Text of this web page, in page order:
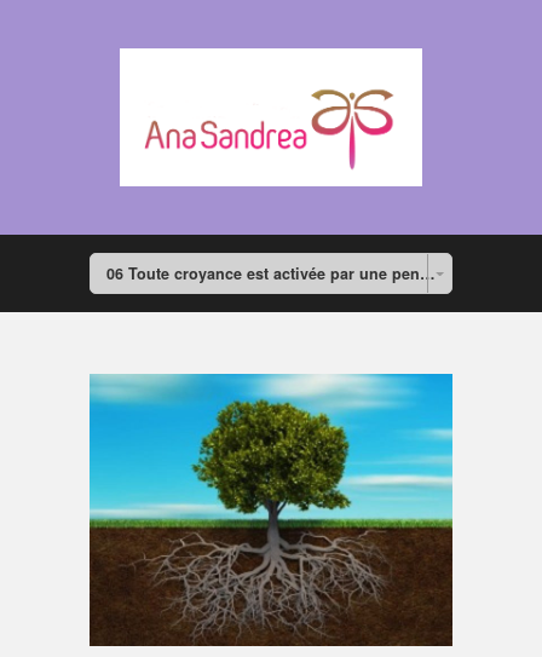
06 Toute croyance est activée par une pensée racine